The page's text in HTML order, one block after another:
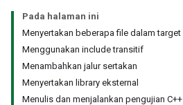
Pada halaman ini
Menyertakan beberapa file dalam target
Menggunakan include transitif
Menambahkan jalur sertakan
Menyertakan library eksternal
Menulis dan menjalankan pengujian C++